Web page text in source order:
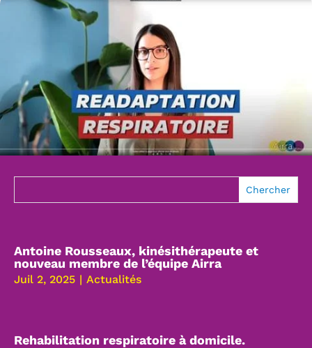
Antoine Rousseaux, kinésithérapeute et
nouveau membre de l’équipe Airra
Juil 2, 2025 | Actualités
Rehabilitation respiratoire à domicile.